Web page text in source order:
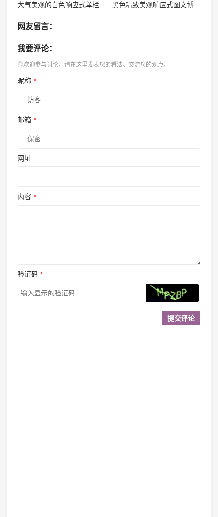
黑色精致美观响应式图文博客zblog mip主题
网友留言：
我要评论：
◎欢迎参与讨论，请在这里发表您的看法、交流您的观点。
昵称 *
邮箱 *
网址
内容 *
验证码 *